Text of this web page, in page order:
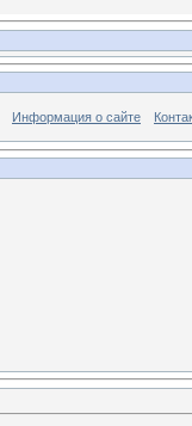
Информация о сайте